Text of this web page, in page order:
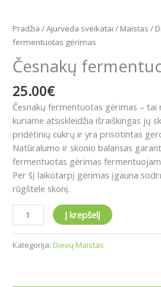
Pradžia /Ajurveda sveikatai / Maistas /
fermentuotas gėrimas
Česnakų
25.00€
Česnakų fermentuotas gėrimas –
kuriame atsiskleidžia išraiškingas jų
pridėtinių cukrų ir yra prisotintas
Natūralumo ir skonio balansas
fermentuotas gėrimas
Per šį laikotarpį gėrimas įgauna
rūgštele skonį.
Į krepšelį
Kategorija: Dievų Maistas